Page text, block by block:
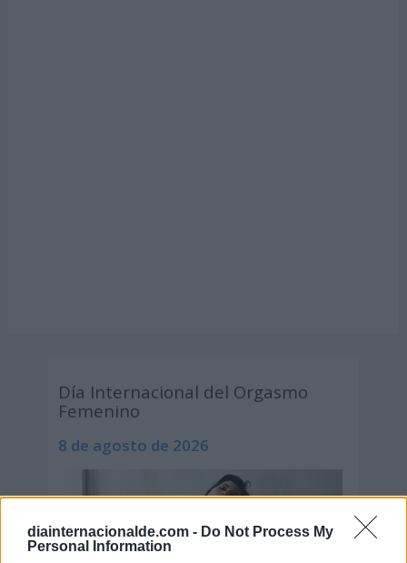
diainternacionalde.com - Do Not Process My
Personal Information
Día Internacional del Orgasmo
Femenino
8 de agosto de 2026